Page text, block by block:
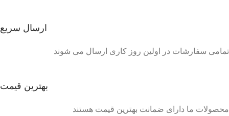
ارسال سریع
تمامی سفارشات در اولین روز کاری ارسال می شوند
بهترین قیمت
محصولات ما دارای ضمانت بهترین قیمت هستند